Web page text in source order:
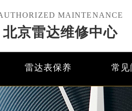
MAINTENANCE
北京雷达维修中心
雷达表保养 常见